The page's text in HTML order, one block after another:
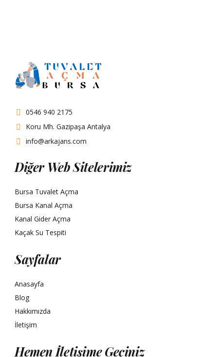
0546 940 2175
Koru Mh. Gazipaşa Antalya
info@arkajans.com
Diğer Web Sitelerimiz
Bursa Tuvalet Açma
Bursa Kanal Açma
Kanal Gider Açma
Kaçak Su Tespiti
Sayfalar
Anasayfa
Blog
Hakkımızda
İletişim
Hemen İletişime Geçiniz